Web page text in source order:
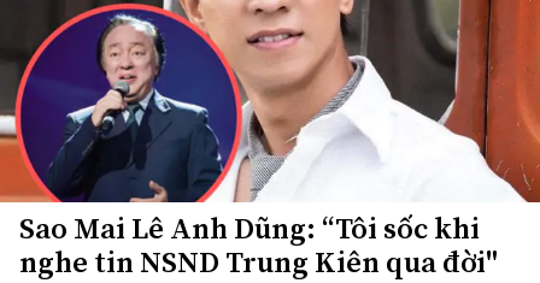
Sao Mai Lê Anh Dũng: “Tôi sốc khi
nghe tin NSND Trung Kiên qua đời"